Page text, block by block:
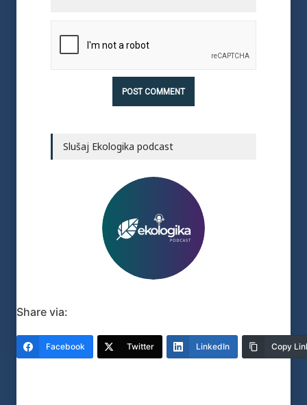
Slušaj Ekologika podcast
Share via:
Facebook Twitter LinkedIn Copy